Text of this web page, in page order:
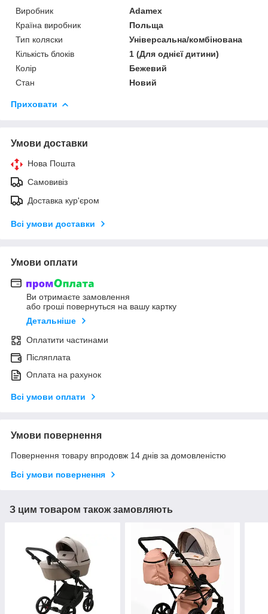
Виробник
Adamex
Країна виробник
Польща
Тип коляски
Універсальна/комбінована
Кількість блоків
1 (Для однієї дитини)
Колір
Бежевий
Стан
Новий
Приховати
Умови доставки
Нова Пошта
Самовивіз
Доставка кур'єром
Всі умови доставки
Умови оплати
Ви отримаєте замовлення
або гроші повернуться на вашу картку
Детальніше
Оплатити частинами
Післяплата
Оплата на рахунок
Всі умови оплати
Умови повернення
Повернення товару впродовж 14 днів за домовленістю
Всі умови повернення
З цим товаром також замовляють